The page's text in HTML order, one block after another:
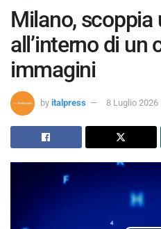
Milano, scoppia
all’interno di un
immagini
by italpress 8 Luglio 2026